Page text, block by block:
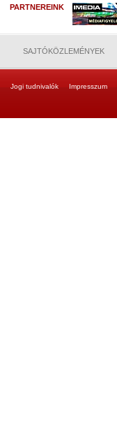
PARTNEREINK
SAJTÓKÖZLEMÉNYEK
Jogi tudnivalók Impresszum